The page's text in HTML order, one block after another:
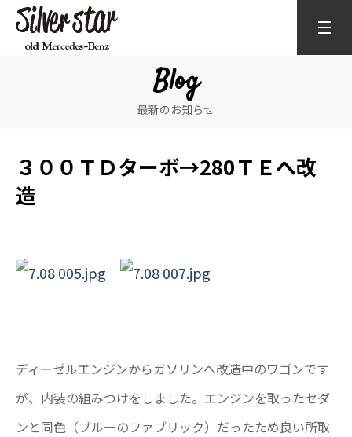
Blog
最新のお知らせ
３００ＴＤターボ→280ＴＥへ改
造
ディーゼルエンジンからガソリンへ改造中のワゴンです
が、内装の組みつけをしました。エンジンを取ったセダ
ンと同色（ブルーのファブリック）だったため良い所取